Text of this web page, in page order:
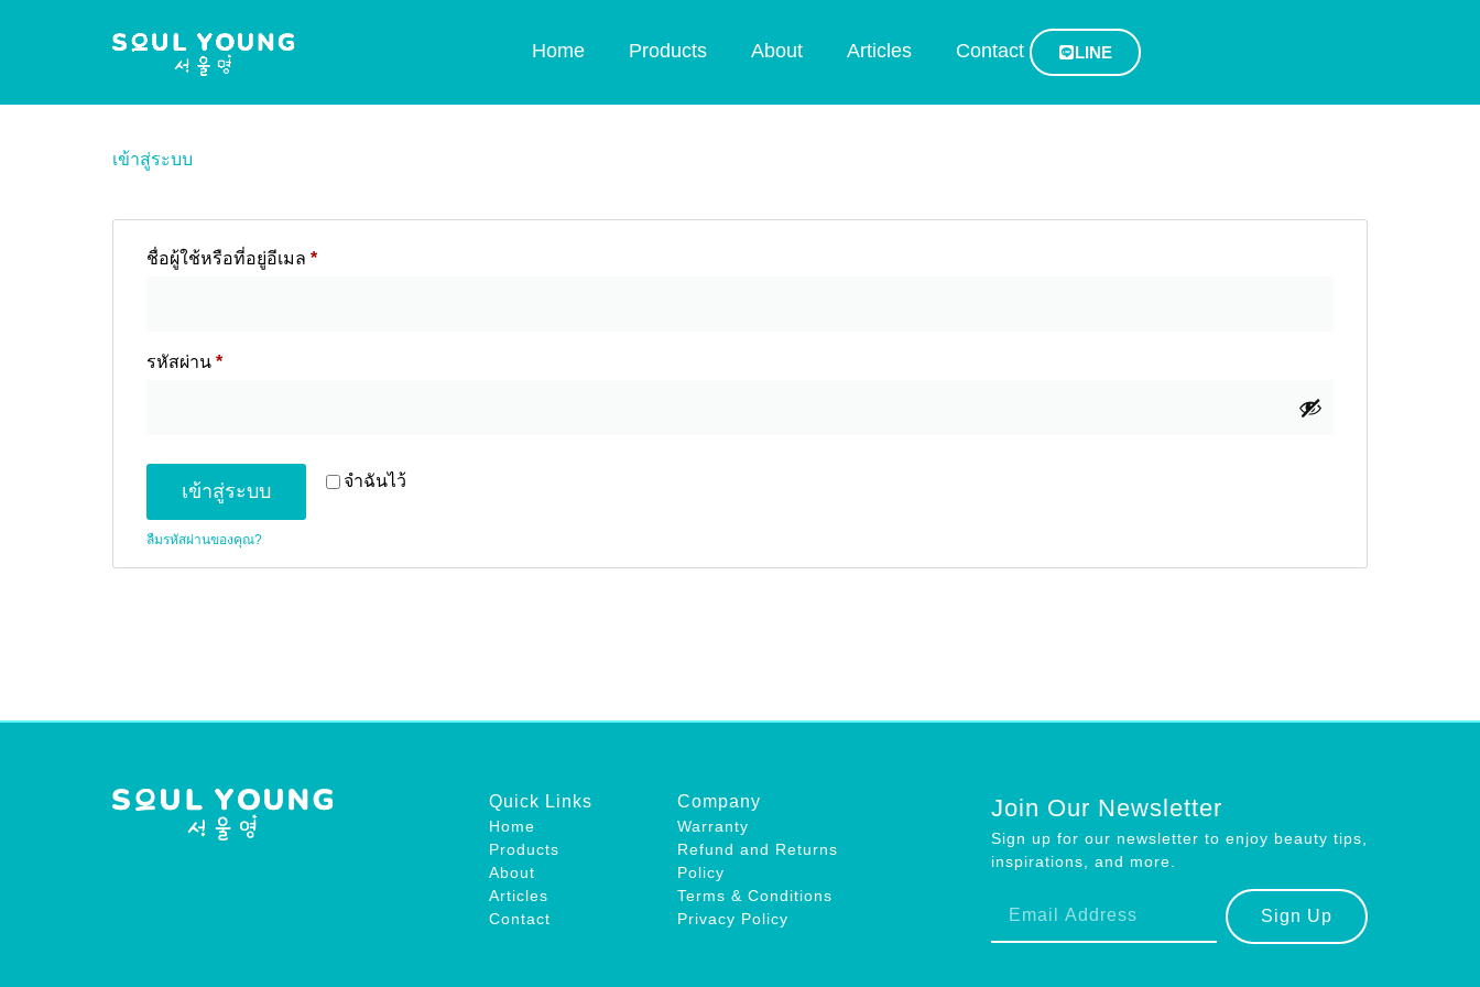
Home Products About Articles Contact LINE
เข้าสู่ระบบ
ชื่อผู้ใช้หรือที่อยู่อีเมล *
รหัสผ่าน *
จำฉันไว้
เข้าสู่ระบบ
ลืมรหัสผ่านของคุณ?
Quick Links
Home
Products
About
Articles
Contact
Company
Warranty
Refund and Returns
Policy
Terms & Conditions
Privacy Policy
Join Our Newsletter
Sign up for our newsletter to enjoy beauty tips,
inspirations, and more.
Sign Up